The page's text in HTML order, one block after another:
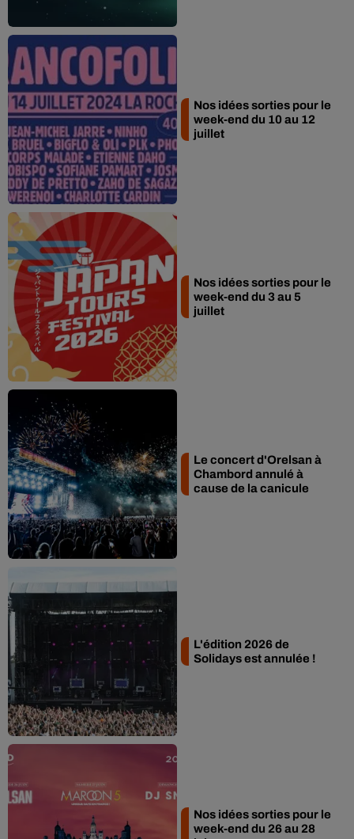
Nos idées sorties pour le
week-end du 10 au 12
juillet
Nos idées sorties pour le
week-end du 3 au 5
juillet
Le concert d'Orelsan à
Chambord annulé à
cause de la canicule
L'édition 2026 de
Solidays est annulée !
Nos idées sorties pour le
week-end du 26 au 28